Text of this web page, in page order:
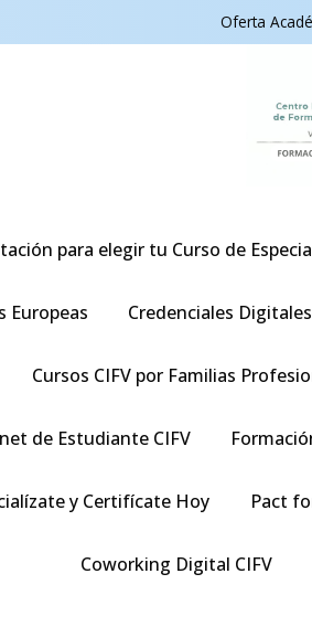
Oferta
para elegir tu Curso de
Europeas Credenciales
Cursos CIFV por Familias
de Estudiante CIFV
y Certifícate Hoy Pact
Coworking Digital CIFV